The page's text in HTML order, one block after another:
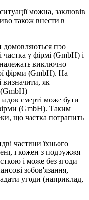
можна, заклювів
також внести в
про
у фірмі (GmbH) і
належать виключно
фірми (GmbH). На
визначити, як
(GmbH)
смерті може бути
(GmbH). Таким
що частка потрапить
частини їхнього
і кожен з подружжя
і може без згоди
зобов'язання,
угоди (наприклад,